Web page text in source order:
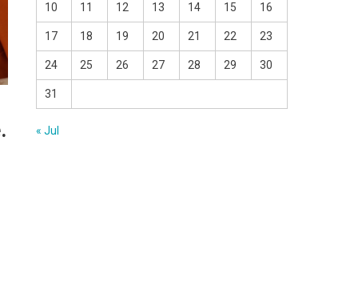
10 11 12 13 14 15 16
17 18 19 20 21 22 23
24 25 26 27 28 29 30
31
« Jul